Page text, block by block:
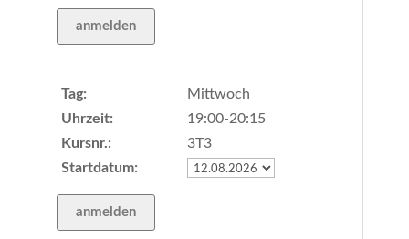
Tag:
Mittwoch
Uhrzeit:
19:00-20:15
Kursnr.:
3T3
Startdatum: